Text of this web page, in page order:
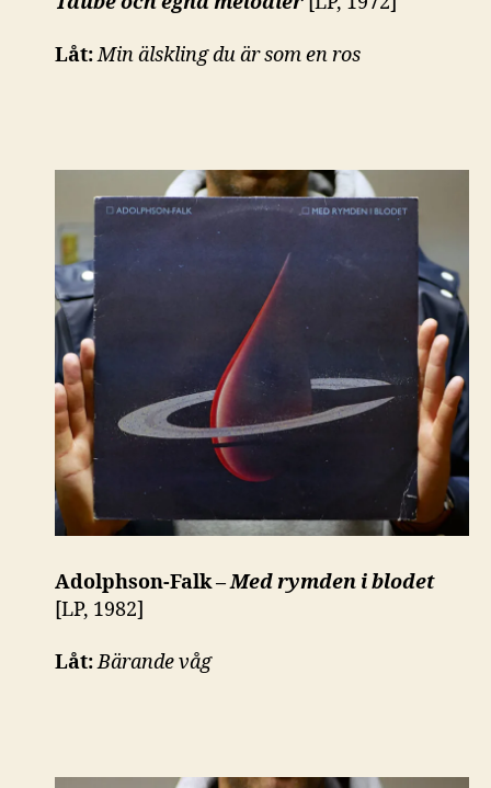
Låt:Min älskling du är som en ros
Adolphson-Falk –Med rymden i blodet
[LP, 1982]
Låt:Bärande våg